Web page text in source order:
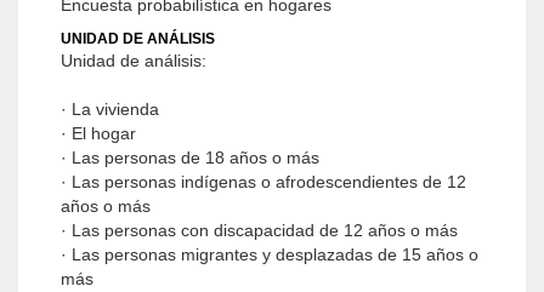
Encuesta probabilística en hogares
UNIDAD DE ANÁLISIS
Unidad de análisis:
· La vivienda
· El hogar
· Las personas de 18 años o más
· Las personas indígenas o afrodescendientes de 12
años o más
· Las personas con discapacidad de 12 años o más
· Las personas migrantes y desplazadas de 15 años o
más